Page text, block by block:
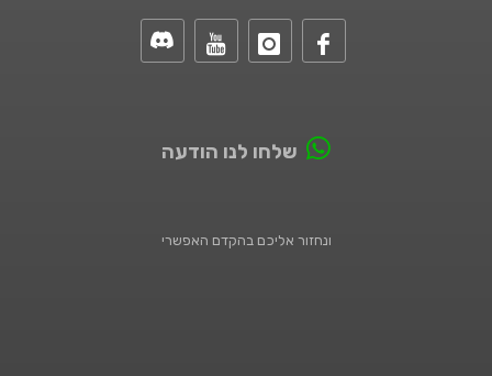
שלחו לנו הודעה
ונחזור אליכם בהקדם האפשרי